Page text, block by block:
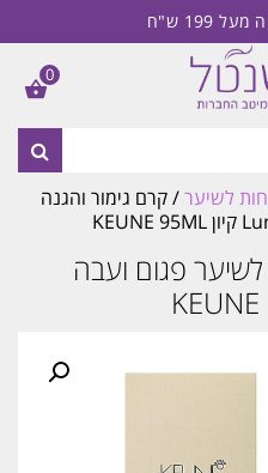
199 ש"ח
לשיער/ קרם גימור והגנה
פגום ועבה
0